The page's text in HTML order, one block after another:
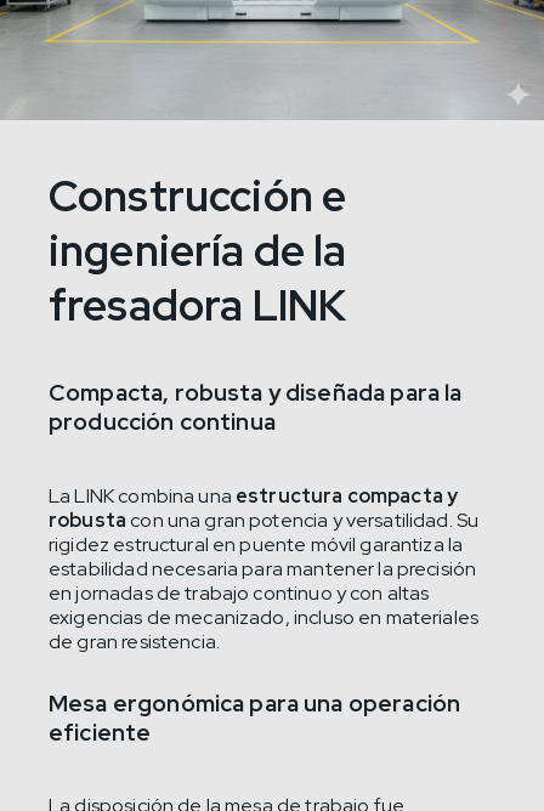
Construcción e
ingeniería de la
fresadora LINK
Compacta, robusta y diseñada para la
producción continua
La LINK combina una estructura compacta y
robustacon una gran potencia y versatilidad. Su
rigidez estructural en puente móvil garantiza la
estabilidad necesaria para mantener la precisión
en jornadas de trabajo continuo y con altas
exigencias de mecanizado, incluso en materiales
de gran resistencia.
Mesa ergonómica para una operación
eficiente